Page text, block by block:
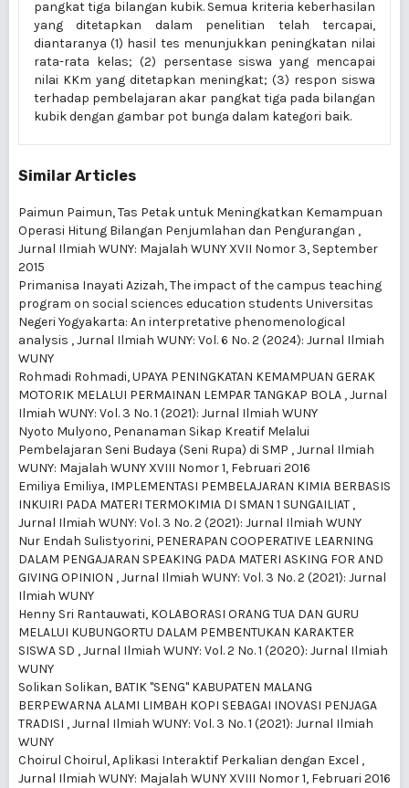
pangkat tiga bilangan kubik. Semua kriteria keberhasilan
yang ditetapkan dalam penelitian telah tercapai,
diantaranya (1) hasil tes menunjukkan peningkatan nilai
rata-rata kelas; (2) persentase siswa yang mencapai
nilai KKm yang ditetapkan meningkat; (3) respon siswa
terhadap pembelajaran akar pangkat tiga pada bilangan
kubik dengan gambar pot bunga dalam kategori baik.
Similar Articles
Paimun Paimun,Tas Petak untuk Meningkatkan Kemampuan
Operasi Hitung Bilangan Penjumlahan dan Pengurangan ,
Jurnal Ilmiah WUNY: Majalah WUNY XVII Nomor 3, September
2015
Primanisa Inayati Azizah,The impact of the campus teaching
program on social sciences education students Universitas
Negeri Yogyakarta: An interpretative phenomenological
analysis ,Jurnal Ilmiah WUNY: Vol. 6 No. 2 (2024): Jurnal Ilmiah
WUNY
Rohmadi Rohmadi,UPAYA PENINGKATAN KEMAMPUAN GERAK
MOTORIK MELALUI PERMAINAN LEMPAR TANGKAP BOLA ,Jurnal
Ilmiah WUNY: Vol. 3 No. 1 (2021): Jurnal Ilmiah WUNY
Nyoto Mulyono, Penanaman Sikap Kreatif Melalui
Pembelajaran Seni Budaya (Seni Rupa) di SMP ,Jurnal Ilmiah
WUNY: Majalah WUNY XVIII Nomor 1, Februari 2016
Emiliya Emiliya, IMPLEMENTASI PEMBELAJARAN KIMIA BERBASIS
INKUIRI PADA MATERI TERMOKIMIA DI SMAN 1 SUNGAILIAT ,
Jurnal Ilmiah WUNY: Vol. 3 No. 2 (2021): Jurnal Ilmiah WUNY
Nur Endah Sulistyorini, PENERAPAN COOPERATIVE LEARNING
DALAM PENGAJARAN SPEAKING PADA MATERI ASKING FOR AND
GIVING OPINION ,Jurnal Ilmiah WUNY: Vol. 3 No. 2 (2021): Jurnal
Ilmiah WUNY
Henny Sri Rantauwati, KOLABORASI ORANG TUA DAN GURU
MELALUI KUBUNGORTU DALAM PEMBENTUKAN KARAKTER
SISWA SD ,Jurnal Ilmiah WUNY: Vol. 2 No. 1 (2020): Jurnal Ilmiah
WUNY
Solikan Solikan, BATIK "SENG" KABUPATEN MALANG
BERPEWARNA ALAMI LIMBAH KOPI SEBAGAI INOVASI PENJAGA
TRADISI ,Jurnal Ilmiah WUNY: Vol. 3 No. 1 (2021): Jurnal Ilmiah
WUNY
Choirul Choirul,Aplikasi Interaktif Perkalian dengan Excel ,
Jurnal Ilmiah WUNY: Majalah WUNY XVIII Nomor 1, Februari 2016